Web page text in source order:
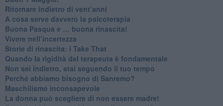
Ritornare indietro di vent’anni
​A cosa serve davvero la psicoterapia
​Buona Pasqua e … buona rinascita!
​Vivere nell’incertezza
​Storie di rinascita: i Take That
​Quando la rigidità del terapeuta è fondamentale
​Non sei indietro, stai seguendo il tuo tempo
​Perché abbiamo bisogno di Sanremo?
​Maschilismo inconsapevole
​La donna può scegliere di non essere madre!